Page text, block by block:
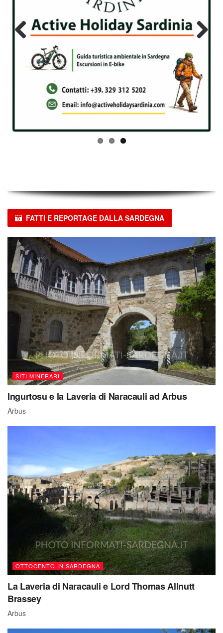
Previous Next
FATTI E REPORTAGE DALLA SARDEGNA
SITI MINERARI
Ingurtosu e la Laveria di Naracauli ad Arbus
Arbus
OTTOCENTO IN SARDEGNA
La Laveria di Naracauli e Lord Thomas Allnutt
Brassey
Arbus